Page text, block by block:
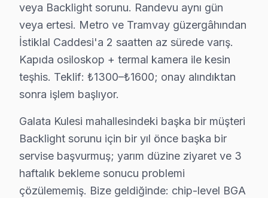
Kadı Mehmet Efendi'de Profilo TV Servisi
Kadı Mehmet Efendi Mahallesi, huzurlu bir yerleşim
Kalyoncu Kulluğu'nda Profilo TV Servisi
Kalyoncu Kulluğu Mahallesi, sakinlerinin büyük
Kamer Hatun'da Profilo TV Servisi
Kamer Hatun Mahallesi, zengin kültürel yapısı ve
Karaköy'de Profilo TV Servisi
Karaköy, genç yetişkinlerin ve profesyonellerin yoğun
veya Backlight sorunu. Randevu aynı gün
veya ertesi. Metro ve Tramvay güzergâhından
İstiklal Caddesi'a 2 saatten az sürede varış.
Kapıda osiloskop + termal kamera ile kesin
teşhis. Teklif: ₺1300–₺1600; onay alındıktan
sonra işlem başlıyor.
Galata Kulesi mahallesindeki başka bir müşteri
Backlight sorunu için bir yıl önce başka bir
servise başvurmuş; yarım düzine ziyaret ve 3
haftalık bekleme sonucu problemi
çözülememiş. Bize geldiğinde: chip-level BGA